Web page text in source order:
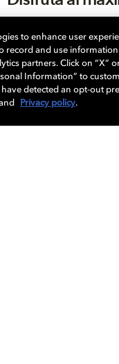
Vision y Dolby
cada momento como
forman Xbox y Dolby.
to enhance user
record and use
partners. Click on “X”
Information” to
detected an opt-out
Privacy policy.